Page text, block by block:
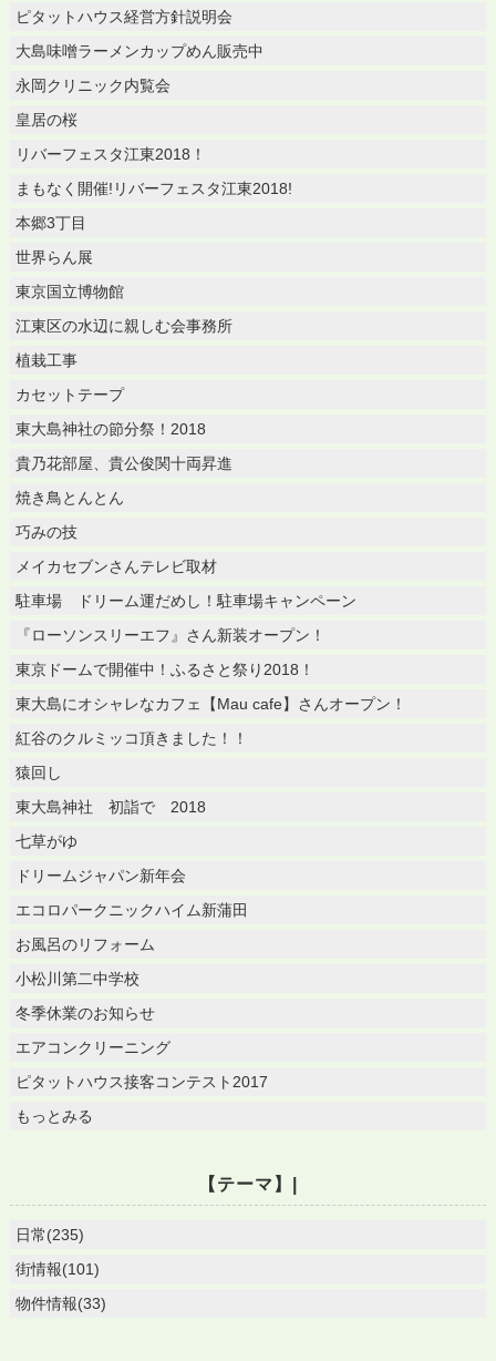
ピタットハウス経営方針説明会
大島味噌ラーメンカップめん販売中
永岡クリニック内覧会
皇居の桜
リバーフェスタ江東2018！
まもなく開催!リバーフェスタ江東2018!
本郷3丁目
世界らん展
東京国立博物館
江東区の水辺に親しむ会事務所
植栽工事
カセットテープ
東大島神社の節分祭！2018
貴乃花部屋、貴公俊関十両昇進
焼き鳥とんとん
巧みの技
メイカセブンさんテレビ取材
駐車場 ドリーム運だめし！駐車場キャンペーン
『ローソンスリーエフ』さん新装オープン！
東京ドームで開催中！ふるさと祭り2018！
東大島にオシャレなカフェ【Mau cafe】さんオープン！
紅谷のクルミッコ頂きました！！
猿回し
東大島神社 初詣で 2018
七草がゆ
ドリームジャパン新年会
エコロパークニックハイム新蒲田
お風呂のリフォーム
小松川第二中学校
冬季休業のお知らせ
エアコンクリーニング
ピタットハウス接客コンテスト2017
もっとみる
【テーマ】|
日常(235)
街情報(101)
物件情報(33)